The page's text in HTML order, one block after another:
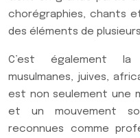
chorégraphies, chants
des éléments de
C’est également
musulmanes, juives,
est non seulement une
et un mouvement
reconnues comme